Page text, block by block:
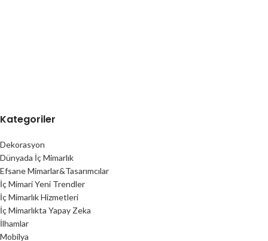
Kategoriler
Dekorasyon
Dünyada İç Mimarlık
Efsane Mimarlar&Tasarımcılar
İç Mimari Yeni Trendler
İç Mimarlık Hizmetleri
İç Mimarlıkta Yapay Zeka
İlhamlar
Mobilya